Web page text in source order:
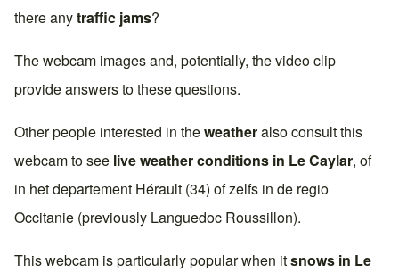
there anytraffic jams?
The webcam images and, potentially, the video clip
provide answers to these questions.
Other people interested in theweatheralso consult this
webcam to see live weather conditions in Le Caylar, of
in het departement Hérault (34) of zelfs in de regio
Occitanie (previously Languedoc Roussillon).
This webcam is particularly popular when itsnows in Le